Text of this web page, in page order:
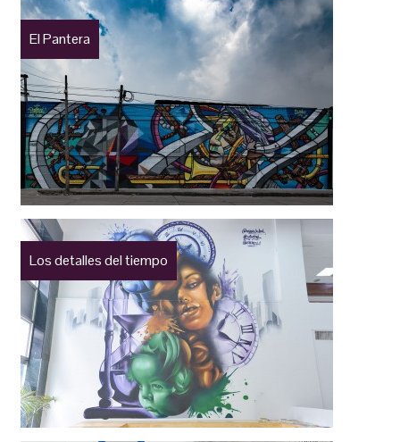
El Pantera
Los detalles del tiempo